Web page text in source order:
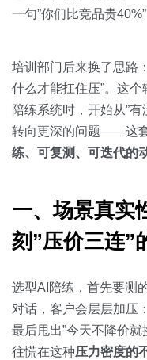
教育
汽车
房地产
金融
按业务场景
交易跟进
资源中心
全部
销售会话智能
关于我们
一句”你们比竞品贵
培训部门后来换了思路
什么才能扛住压”。这
陪练系统时，开始从”有
转向更深的问题——这
练、可复测、可迭代的
一、场景真实
刻”压价三连”
选型AI陪练，首先要测
对话，客户会层层加压
最后甩出”今天不降价
往慌在这种压力密度的